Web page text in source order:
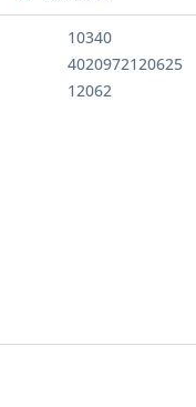
10340
4020972120625
12062